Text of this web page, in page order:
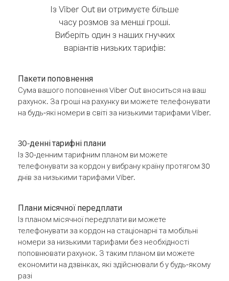
Із Viber Out ви отримуєте більше
часу розмов за менші гроші.
Виберіть один з наших гнучких
варіантів низьких тарифів:
Пакети поповнення
Сума вашого поповнення Viber Out вноситься на ваш
рахунок. За гроші на рахунку ви можете телефонувати
на будь-які номери в світі за низькими тарифами Viber.
30-денні тарифні плани
Із 30-денним тарифним планом ви можете
телефонувати за кордон у вибрану країну протягом 30
днів за низькими тарифами Viber.
Плани місячної передплати
Із планом місячної передплати ви можете
телефонувати за кордон на стаціонарні та мобільні
номери за низькими тарифами без необхідності
поповнювати рахунок. З таким планом ви можете
економити на дзвінках, які здійснювали б у будь-якому
разі